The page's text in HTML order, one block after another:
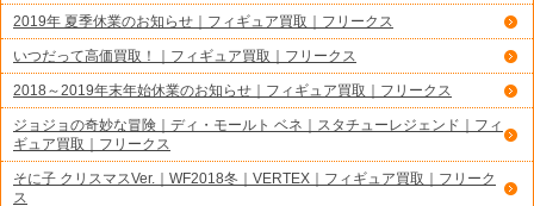
2019年 夏季休業のお知らせ｜フィギュア買取｜フリークス
いつだって高価買取！｜フィギュア買取｜フリークス
2018～2019年末年始休業のお知らせ｜フィギュア買取｜フリークス
ジョジョの奇妙な冒険｜ディ・モールト ベネ｜スタチューレジェンド｜フィ
ギュア買取｜フリークス
そに子 クリスマスVer.｜WF2018冬｜VERTEX｜フィギュア買取｜フリーク
ス